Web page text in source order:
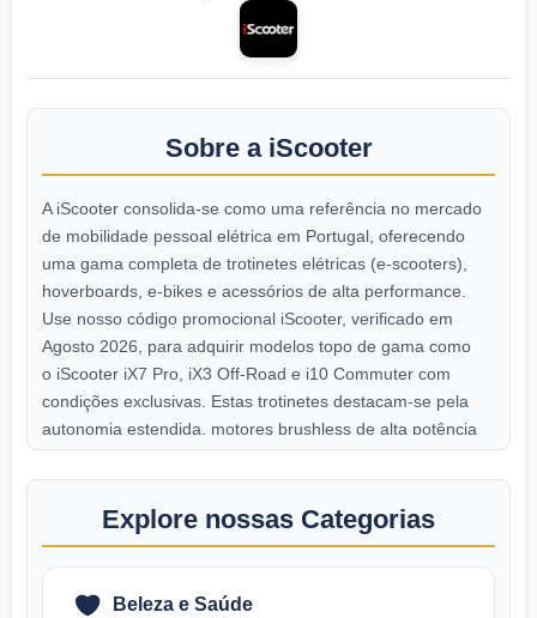
Sobre a iScooter
A iScooter consolida-se como uma referência no mercado
de mobilidade pessoal elétrica em Portugal, oferecendo
uma gama completa de trotinetes elétricas (e-scooters),
hoverboards, e-bikes e acessórios de alta performance.
Use nosso código promocional iScooter, verificado em
Agosto 2026, para adquirir modelos topo de gama como
o iScooter iX7 Pro, iX3 Off-Road e i10 Commuter com
condições exclusivas. Estas trotinetes destacam-se pela
autonomia estendida, motores brushless de alta potência
e sistemas de suspensão avançados, ideais para
deslocações urbanas, commuting diário ou lazer. Com
entregas rápidas, garantia estendida e suporte técnico
especializado.
Explore nossas Categorias
Beleza e Saúde